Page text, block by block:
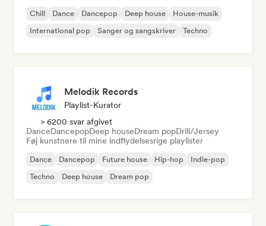
Chill Dance Dancepop Deep house
House-musik
International pop
Sanger og sangskriver Techno
Melodik Records
Playlist-Kurator
> 6200 svar afgivet
DanceDancepopDeep houseDream popDrill/Jersey
Føj kunstnere til mine indflydelsesrige playlister
Dance Dancepop Future house Hip-hop
Indie-pop
Techno
Deep house Dream pop